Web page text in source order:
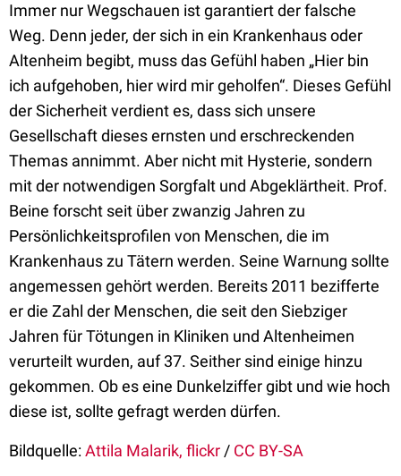
Immer nur Wegschauen ist garantiert der falsche
Weg. Denn jeder, der sich in ein Krankenhaus oder
Altenheim begibt, muss das Gefühl haben „Hier bin
ich aufgehoben, hier wird mir geholfen“. Dieses Gefühl
der Sicherheit verdient es, dass sich unsere
Gesellschaft dieses ernsten und erschreckenden
Themas annimmt. Aber nicht mit Hysterie, sondern
mit der notwendigen Sorgfalt und Abgeklärtheit. Prof.
Beine forscht seit über zwanzig Jahren zu
Persönlichkeitsprofilen von Menschen, die im
Krankenhaus zu Tätern werden. Seine Warnung sollte
angemessen gehört werden. Bereits 2011 bezifferte
er die Zahl der Menschen, die seit den Siebziger
Jahren für Tötungen in Kliniken und Altenheimen
verurteilt wurden, auf 37. Seither sind einige hinzu
gekommen. Ob es eine Dunkelziffer gibt und wie hoch
diese ist, sollte gefragt werden dürfen.
Bildquelle:Attila Malarik, flickr / CC BY-SA